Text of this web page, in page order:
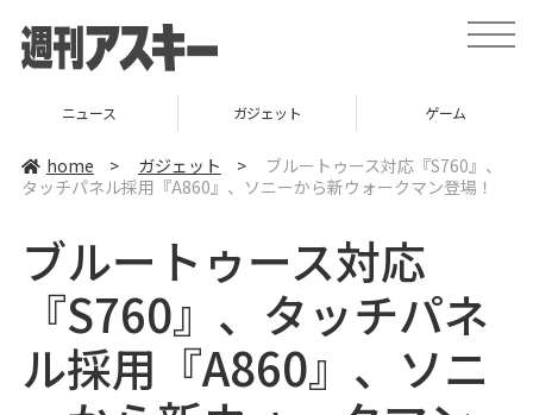
t
o
v
ニュース ガジェット ゲーム
home > ガジェット >
ブルートゥース対応『S760』、
タッチパネル採用『A860』、ソニーから新ウォークマン登場！
ブルートゥース対応
『S760』、タッチパネ
ル採用『A860』、ソニ